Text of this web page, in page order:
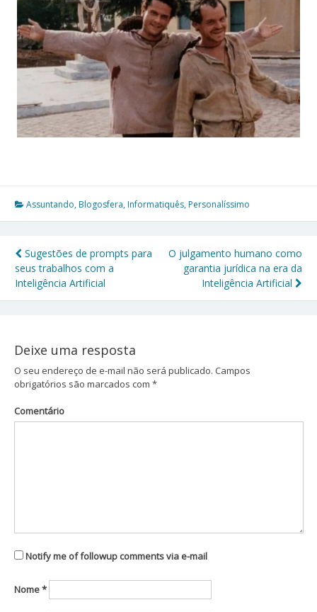
Assuntando, Blogosfera, Informatiquês, Personalíssimo
Navegação
de
Sugestões de prompts para
seus trabalhos com a
Inteligência Artificial
O julgamento humano como
garantia jurídica na era da
Inteligência Artificial
Deixe uma resposta
O seu endereço de e-mail não será publicado. Campos
obrigatórios são marcados com *
Comentário
Notify me of followup comments via e-mail
Nome*